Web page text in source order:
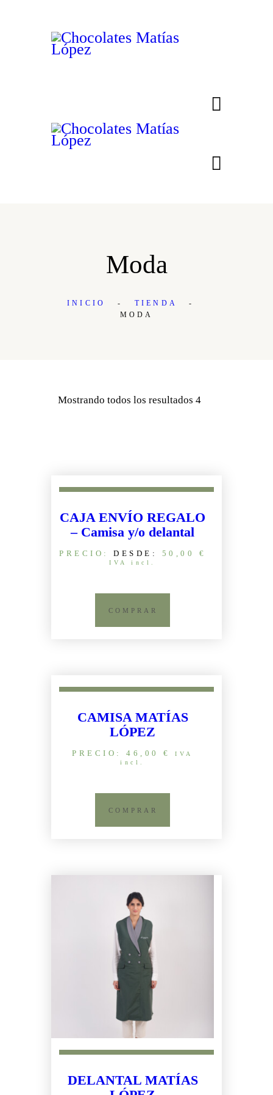
Moda
INICIO
TIENDA
MODA
PUNTOS DE VENTAS
TIENDA
Mostrando todos los resultados 4
CAJA ENVÍO REGALO
– Camisa y/o delantal
PRECIO: DESDE: 50,00 €
IVA incl.
COMPRAR
CAMISA MATÍAS
LÓPEZ
PRECIO:46,00€
IVA
incl.
COMPRAR
DELANTAL MATÍAS